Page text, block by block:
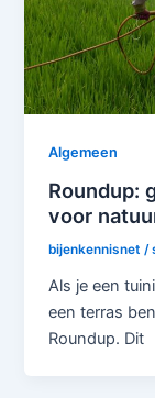
Algemeen
Roundup:
voor
bijenkennisnet/
Als je een
een terras
Roundup. Dit